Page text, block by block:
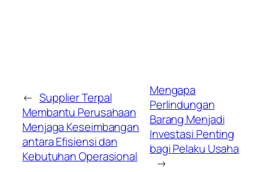
← Supplier Terpal
Membantu Perusahaan
Menjaga Keseimbangan
antara Efisiensi dan
Kebutuhan Operasional
Mengapa
Perlindungan
Barang Menjadi
Investasi Penting
bagi Pelaku Usaha
→